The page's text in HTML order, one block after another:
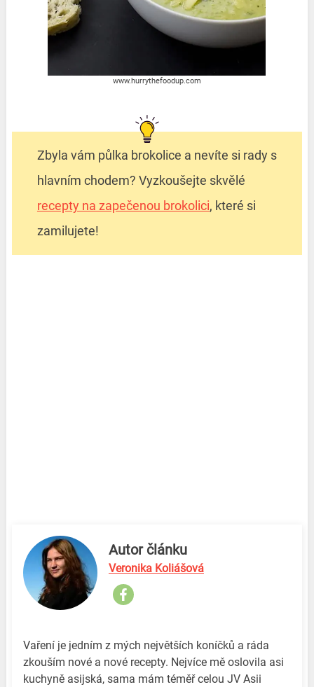
www.hurrythefoodup.com
Zbyla vám půlka brokolice a nevíte si rady s
hlavním chodem? Vyzkoušejte skvělé
recepty na zapečenou brokolici, které si
zamilujete!
Autor článku
Veronika Koliášová
Vaření je jedním z mých největších koníčků a ráda
zkouším nové a nové recepty. Nejvíce mě oslovila asi
kuchyně asijská, sama mám téměř celou JV Asii